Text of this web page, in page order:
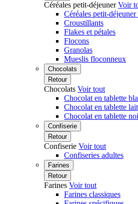
Céréales petit-déjeunerVoir
Céréales petit-déjeuner
Croustillants
Flakes et pétales
Flocons
Granolas
Mueslis floconneux
Chocolats
Retour
Chocolats Voir tout
Chocolat en tablette
Chocolat en tablette lait
Chocolat en tablette
Confiserie
Retour
Confiserie Voir tout
Confiseries adultes
Farines
Retour
Farines Voir tout
Farines classiques